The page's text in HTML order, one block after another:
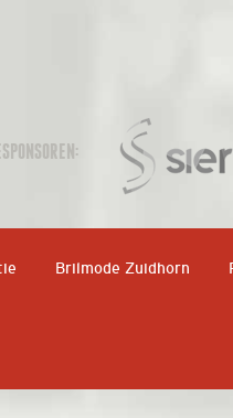
Brilmode Zuidhorn